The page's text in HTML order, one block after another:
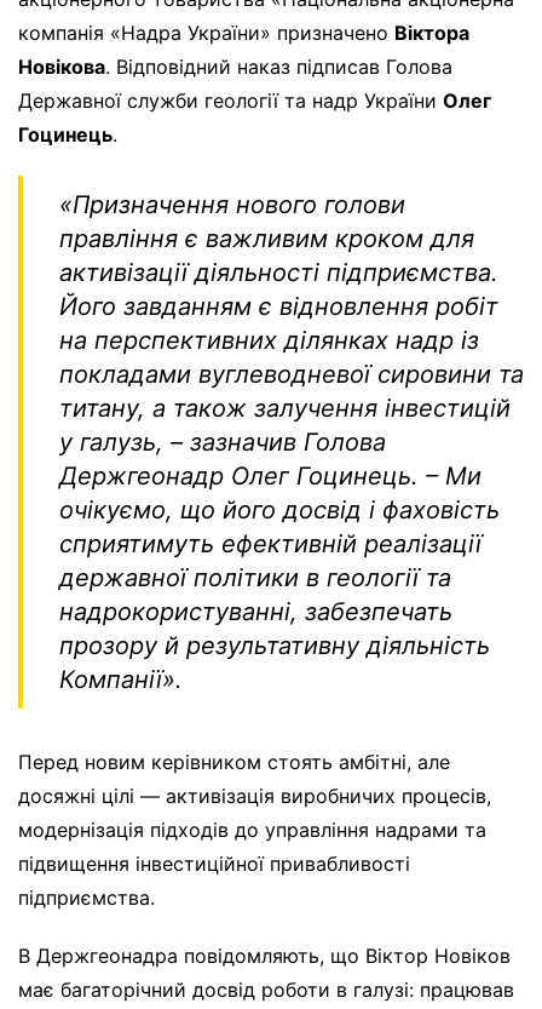
компанія «Надра України» призначено Віктора
Новікова. Відповідний наказ підписав Голова
Державної служби геології та надр України Олег
Гоцинець.
«Призначення нового голови
правління є важливим кроком для
активізації діяльності підприємства.
Його завданням є відновлення робіт
на перспективних ділянках надр із
покладами вуглеводневої сировини та
титану, а також залучення інвестицій
у галузь, – зазначив Голова
Держгеонадр Олег Гоцинець. – Ми
очікуємо, що його досвід і фаховість
сприятимуть ефективній реалізації
державної політики в геології та
надрокористуванні, забезпечать
прозору й результативну діяльність
Компанії».
Перед новим керівником стоять амбітні, але
досяжні цілі — активізація виробничих процесів,
модернізація підходів до управління надрами та
підвищення інвестиційної привабливості
підприємства.
В Держгеонадра повідомляють, що Віктор Новіков
має багаторічний досвід роботи в галузі: працював